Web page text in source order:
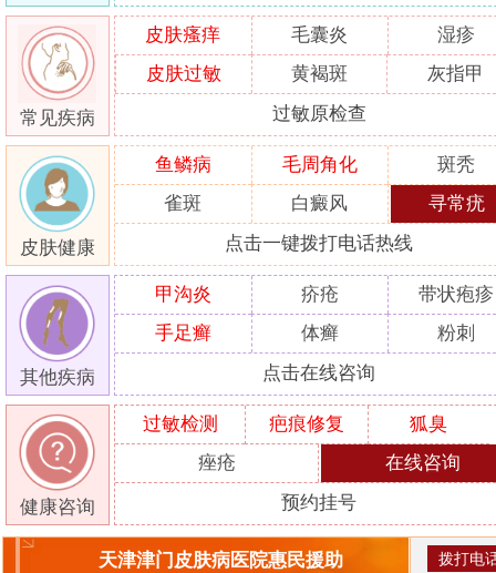
常见疾病
皮肤瘙痒 毛囊炎
湿疹
皮肤过敏
黄褐斑 灰指甲
过敏原检查
皮肤健康
鱼鳞病 毛周角化
斑秃
雀斑
白癜风 寻常疣
点击一键拨打电话热线
其他疾病
甲沟炎 疥疮
带状疱疹
手足癣
体癣 粉刺
点击在线咨询
健康咨询
过敏检测 疤痕修复
狐臭
痤疮
在线咨询
预约挂号
天津津门皮肤病医院惠民援助 拨打电